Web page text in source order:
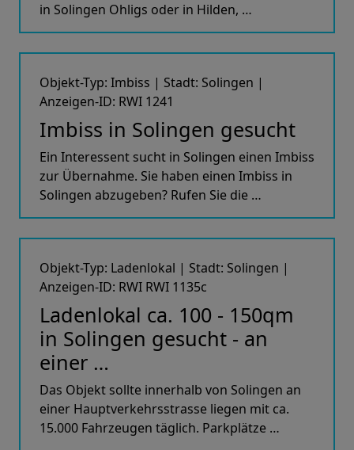
in Solingen Ohligs oder in Hilden, …
Objekt-Typ: Imbiss | Stadt: Solingen |
Anzeigen-ID: RWI 1241
Imbiss in Solingen gesucht
Ein Interessent sucht in Solingen einen Imbiss
zur Übernahme. Sie haben einen Imbiss in
Solingen abzugeben? Rufen Sie die …
Objekt-Typ: Ladenlokal | Stadt: Solingen |
Anzeigen-ID: RWI RWI 1135c
Ladenlokal ca. 100 - 150qm
in Solingen gesucht - an
einer …
Das Objekt sollte innerhalb von Solingen an
einer Hauptverkehrsstrasse liegen mit ca.
15.000 Fahrzeugen täglich. Parkplätze …